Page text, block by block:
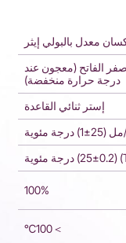
معدل بالبولي إيثر
الفاتح (معجون عند
درجة حرارة منخفضة)
إستر ثنائي القاعدة
100%
＞100℃